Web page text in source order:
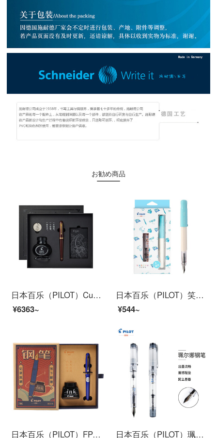
お勧め商品
日本百乐（PILOT）Custom74贵客钢笔套装 书法练字签名钢笔 商务钢笔送礼盒套装 FKK1000R F尖 深红
¥6363~
日本百乐（PILOT）笑脸钢笔学生练字笔 配吸墨器/墨胆 入门级书法笔 Kakuno FKA-1SR 淡蓝色白杆 F尖
¥544~
日本百乐（PILOT）FP-78G+钢笔套装 F尖商务签字笔练字送礼钢笔墨水复古礼盒装 蓝色
日本百乐（PILOT）珮尔娜PRERA透明钢笔/练字钢笔 含上墨器 F尖 黑 FPRN350R-TBF原装进口